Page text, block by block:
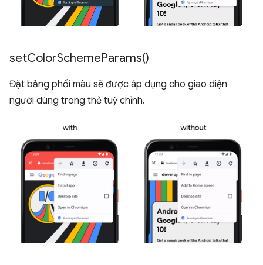
setColorSchemeParams()
Đặt bảng phối màu sẽ được áp dụng cho giao diện
người dùng trong thẻ tuỳ chỉnh.